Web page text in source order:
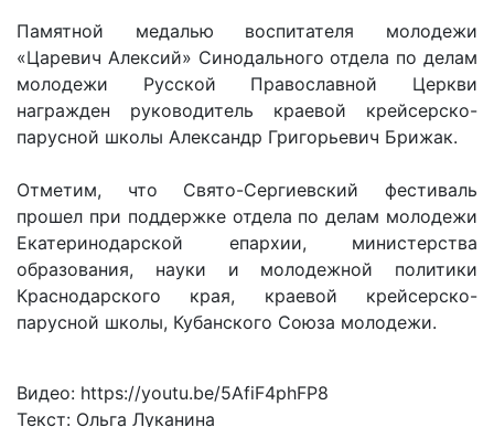
Памятной медалью воспитателя молодежи
«Царевич Алексий» Синодального отдела по делам
молодежи Русской Православной Церкви
награжден руководитель краевой крейсерско-
парусной школы Александр Григорьевич Брижак.
Отметим, что Свято-Сергиевский фестиваль
прошел при поддержке отдела по делам молодежи
Екатеринодарской епархии, министерства
образования, науки и молодежной политики
Краснодарского края, краевой крейсерско-
парусной школы, Кубанского Союза молодежи.
Видео: https://youtu.be/5AfiF4phFP8
Текст: Ольга Луканина